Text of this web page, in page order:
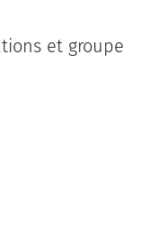
et groupe